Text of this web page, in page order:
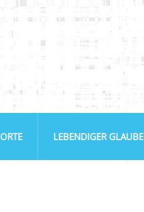
ORTE LEBENDIGER GLAUBE